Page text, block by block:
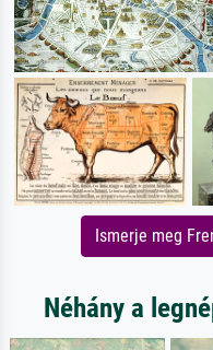
Ismerje meg
Néhány a